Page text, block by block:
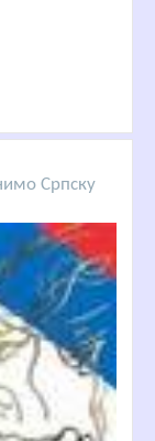
Српску